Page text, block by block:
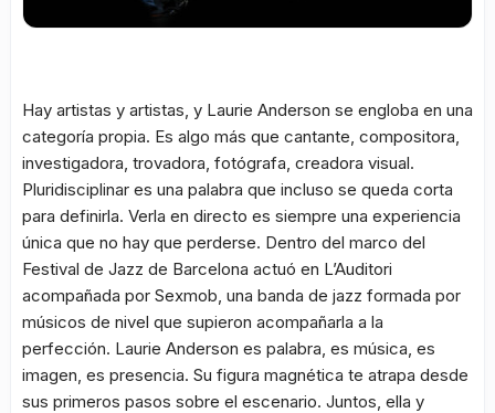
Hay artistas y artistas, y Laurie Anderson se engloba en una
categoría propia. Es algo más que cantante, compositora,
investigadora, trovadora, fotógrafa, creadora visual.
Pluridisciplinar es una palabra que incluso se queda corta
para definirla. Verla en directo es siempre una experiencia
única que no hay que perderse. Dentro del marco del
Festival de Jazz de Barcelona actuó en L’Auditori
acompañada por Sexmob, una banda de jazz formada por
músicos de nivel que supieron acompañarla a la
perfección. Laurie Anderson es palabra, es música, es
imagen, es presencia. Su figura magnética te atrapa desde
sus primeros pasos sobre el escenario. Juntos, ella y